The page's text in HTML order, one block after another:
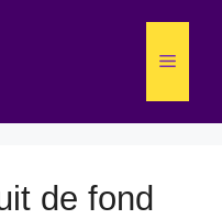
Menu
de fond